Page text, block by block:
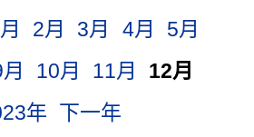
2月 3月 4月
5月
10月 11月
12月
年 下一年